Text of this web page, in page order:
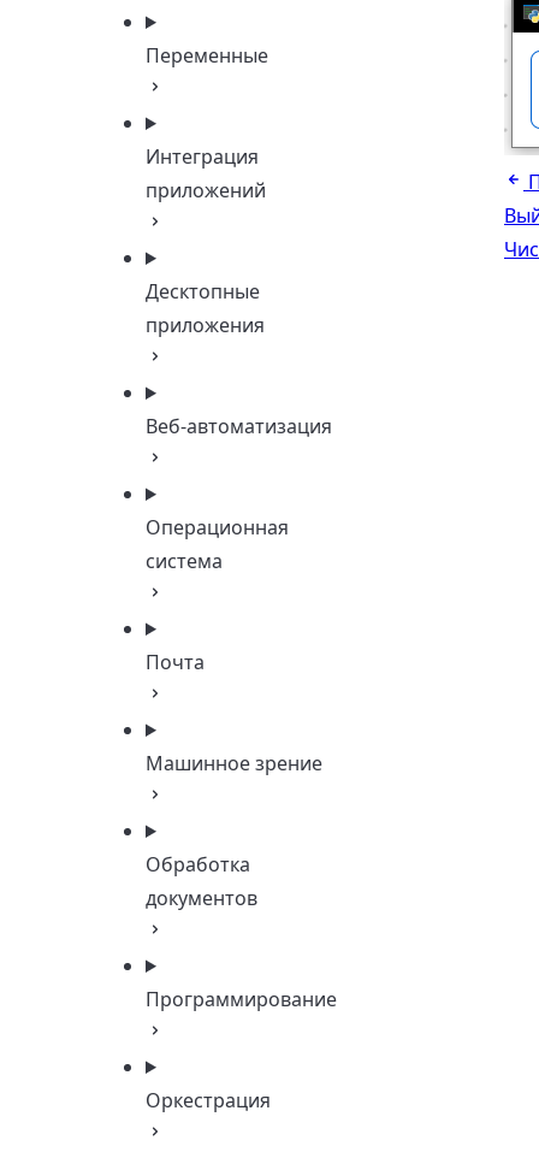
Переменные
Интеграция
приложений
Десктопные
приложения
Веб-автоматизация
Операционная
система
Почта
Машинное зрение
Обработка
документов
Программирование
Оркестрация